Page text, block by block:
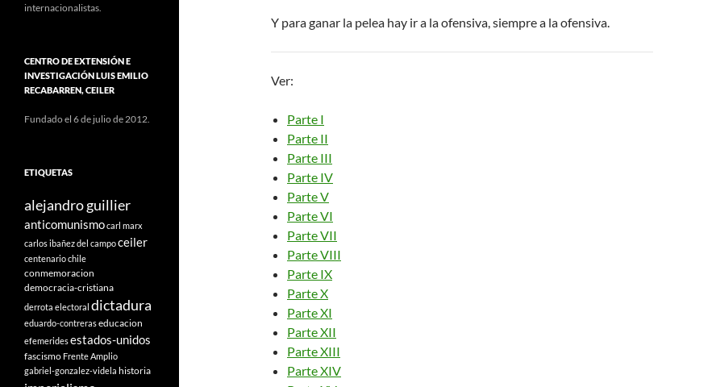
Y para ganar la pelea hay ir a la ofensiva, siempre a la ofensiva.
Ver:
Parte I
Parte II
Parte III
Parte IV
Parte V
Parte VI
Parte VII
Parte VIII
Parte IX
Parte X
Parte XI
Parte XII
Parte XIII
Parte XIV
internacionalistas.
CENTRO DE EXTENSIÓN E
INVESTIGACIÓN LUIS EMILIO
RECABARREN, CEILER
Fundado el 6 de julio de 2012.
ETIQUETAS
alejandro guillier
anticomunismocarl marx
carlos ibañez del campoceiler
centenariochile
conmemoracion
democracia-cristiana
derrota electoral dictadura
eduardo-contreraseducacion
efemeridesestados-unidos
fascismo Frente Amplio
gabriel-gonzalez-videla historia